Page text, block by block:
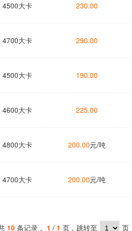
4500大卡 230.00
4700大卡 290.00
4500大卡 190.00
4600大卡 225.00
4800大卡 200.00元/吨
4700大卡 200.00元/吨
10 条记录， 1 / 1 页，跳转至 页